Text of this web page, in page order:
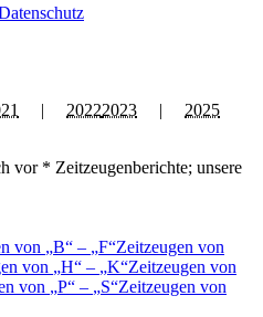
| 20222023 | 2025
vor * Zeitzeugenberichte; unsere
von B – F Zeitzeugen von
von H – K Zeitzeugen von
von P – S Zeitzeugen von